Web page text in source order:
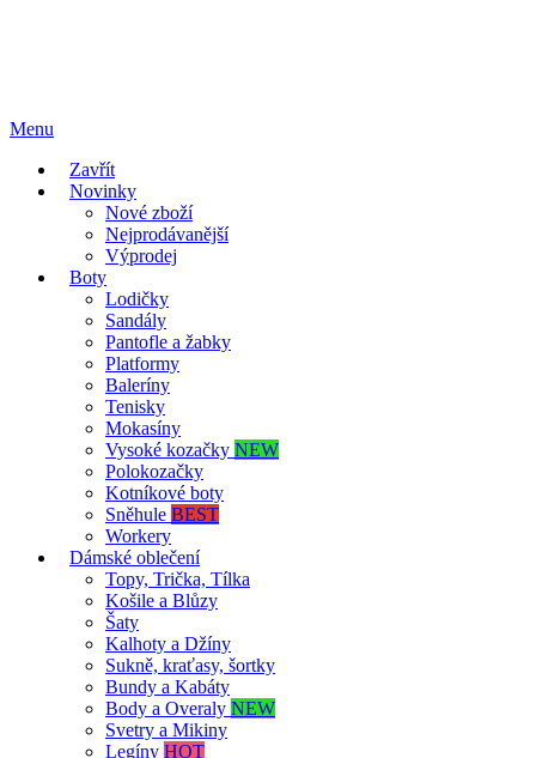
Menu
Zavřít
Novinky
Nové zboží
Nejprodávanější
Výprodej
Boty
Lodičky
Sandály
Pantofle a žabky
Platformy
Baleríny
Tenisky
Mokasíny
Vysoké kozačky NEW
Polokozačky
Kotníkové boty
Sněhule BEST
Workery
Dámské oblečení
Topy, Trička, Tílka
Košile a Blůzy
Šaty
Kalhoty a Džíny
Sukně, kraťasy, šortky
Bundy a Kabáty
Body a Overaly NEW
Svetry a Mikiny
Legíny HOT